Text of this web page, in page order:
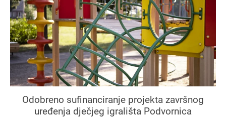
Odobreno sufinanciranje projekta završnog
uređenja dječjeg igrališta Podvornica